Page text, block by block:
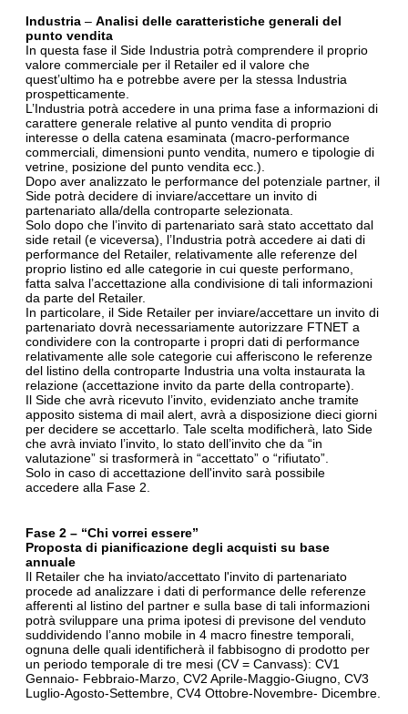
Industria–Analisi delle caratteristiche generali del
punto vendita
In questa fase il Side Industria potrà comprendere il proprio
valore commerciale per il Retailer ed il valore che
quest’ultimo ha e potrebbe avere per la stessa Industria
prospetticamente.
L’Industria potrà accedere in una prima fase a informazioni di
carattere generale relative al punto vendita di proprio
interesse o della catena esaminata (macro-performance
commerciali, dimensioni punto vendita, numero e tipologie di
vetrine, posizione del punto vendita ecc.).
Dopo aver analizzato le performance del potenziale partner, il
Side potrà decidere di inviare/accettare un invito di
partenariato alla/della controparte selezionata.
Solo dopo che l’invito di partenariato sarà stato accettato dal
side retail (e viceversa), l’Industria potrà accedere ai dati di
performance del Retailer, relativamente alle referenze del
proprio listino ed alle categorie in cui queste performano,
fatta salva l’accettazione alla condivisione di tali informazioni
da parte del Retailer.
In particolare, il Side Retailer per inviare/accettare un invito di
partenariato dovrà necessariamente autorizzare FTNET a
condividere con la controparte i propri dati di performance
relativamente alle sole categorie cui afferiscono le referenze
del listino della controparte Industria una volta instaurata la
relazione (accettazione invito da parte della controparte).
Il Side che avrà ricevuto l’invito, evidenziato anche tramite
apposito sistema di mail alert, avrà a disposizione dieci giorni
per decidere se accettarlo. Tale scelta modificherà, lato Side
che avrà inviato l’invito, lo stato dell’invito che da “in
valutazione” si trasformerà in “accettato” o “rifiutato”.
Solo in caso di accettazione dell'invito sarà possibile
accedere alla Fase 2.
Fase 2 – “Chi vorrei essere”
Proposta di pianificazione degli acquisti su base
annuale
Il Retailer che ha inviato/accettato l'invito di partenariato
procede ad analizzare i dati di performance delle referenze
afferenti al listino del partner e sulla base di tali informazioni
potrà sviluppare una prima ipotesi di previsone del venduto
suddividendo l’anno mobile in 4 macro finestre temporali,
ognuna delle quali identificherà il fabbisogno di prodotto per
un periodo temporale di tre mesi (CV = Canvass): CV1
Gennaio- Febbraio-Marzo, CV2 Aprile-Maggio-Giugno, CV3
Luglio-Agosto-Settembre, CV4 Ottobre-Novembre- Dicembre.